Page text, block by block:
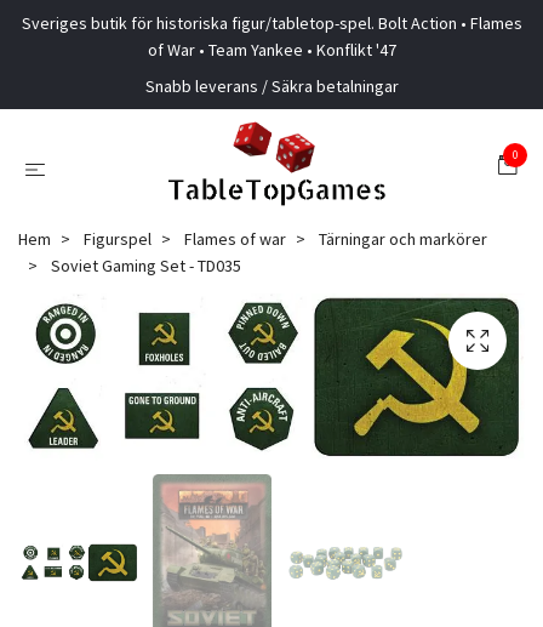
Sveriges butik för historiska figur/tabletop-spel. Bolt Action • Flames
of War • Team Yankee • Konflikt '47
Snabb leverans / Säkra betalningar
0
Hem Figurspel Flames of war
Tärningar och markörer
Soviet Gaming Set - TD035